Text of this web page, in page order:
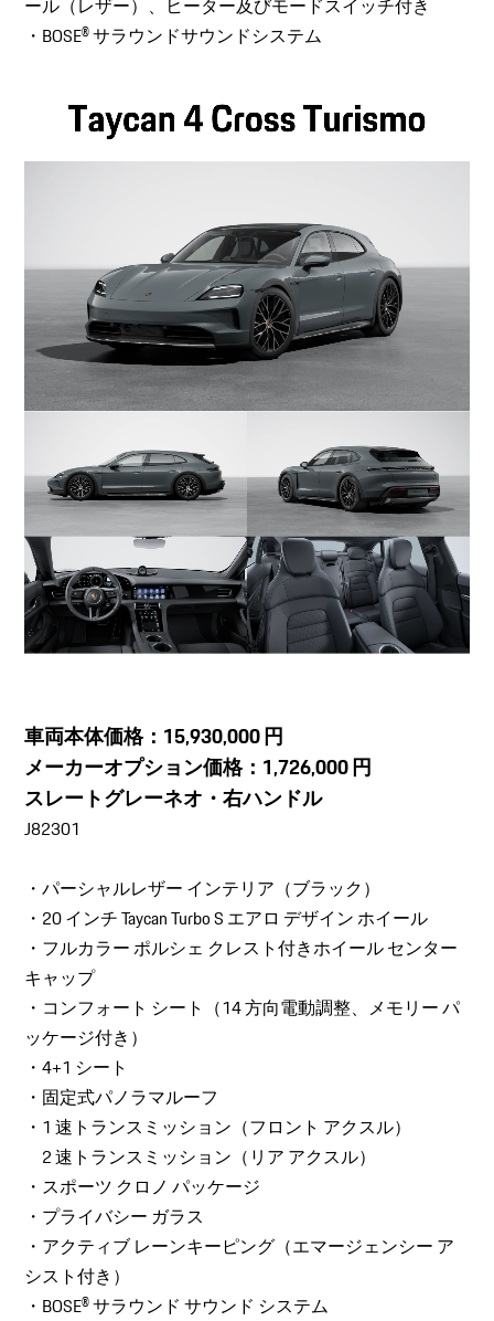
ール（レザー）、ヒーター及びモードスイッチ付き
・BOSE® サラウンドサウンドシステム
車両本体価格：15,930,000 円
メーカーオプション価格：1,726,000 円
スレートグレーネオ・右ハンドル
J82301
・パーシャルレザー インテリア（ブラック）
・20 インチ Taycan Turbo S エアロ デザイン ホイール
・フルカラー ポルシェ クレスト付きホイール センター
キャップ
・コンフォート シート（14 方向電動調整、メモリー パ
ッケージ付き）
・4+1 シート
・固定式パノラマルーフ
・1 速トランスミッション（フロント アクスル）
2 速トランスミッション（リア アクスル）
・スポーツ クロノ パッケージ
・プライバシー ガラス
・アクティブ レーンキーピング（エマージェンシー ア
シスト付き）
・BOSE® サラウンド サウンド システム